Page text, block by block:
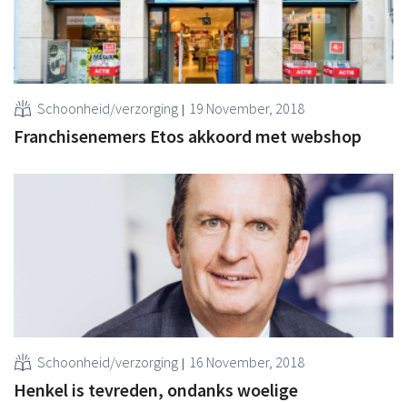
Schoonheid/verzorging 19 November, 2018
Franchisenemers Etos akkoord met webshop
Schoonheid/verzorging 16 November, 2018
Henkel is tevreden, ondanks woelige